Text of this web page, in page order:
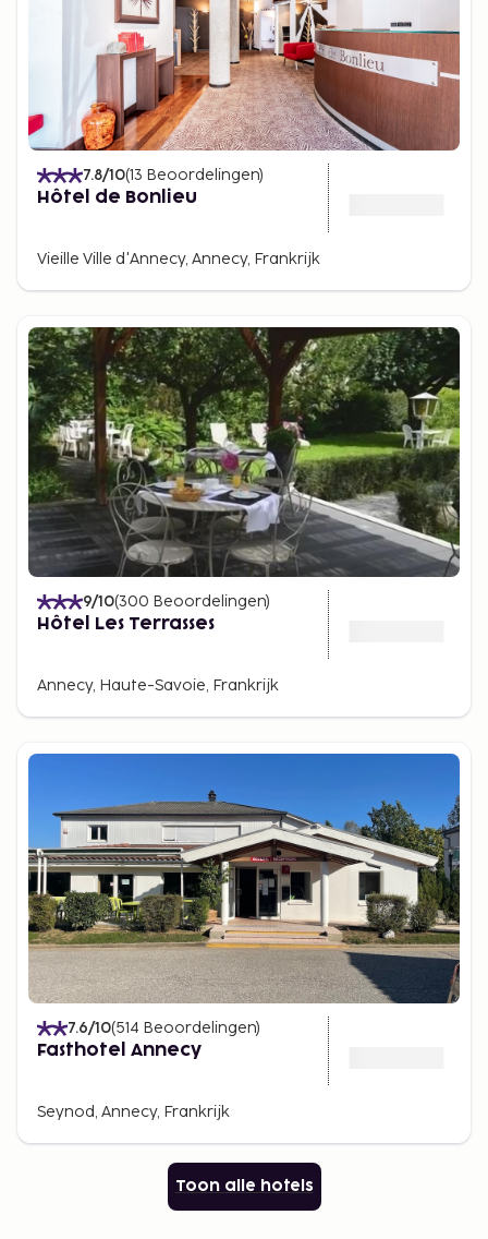
7.8/10(13 Beoordelingen)
Hôtel de Bonlieu
Vieille Ville d'Annecy, Annecy, Frankrijk
9/10(300 Beoordelingen)
Hôtel Les Terrasses
Annecy, Haute-Savoie, Frankrijk
7.6/10(514 Beoordelingen)
Fasthotel Annecy
Seynod, Annecy, Frankrijk
Toon alle hotels